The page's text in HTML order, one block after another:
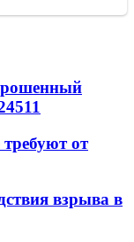
от
взрыва в